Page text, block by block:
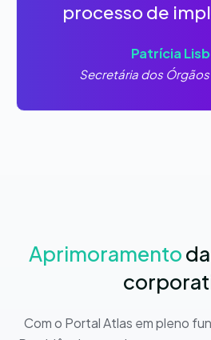
processo de
Patrícia
Secretária dos
Aprimoramento
Com o Portal Atlas em pleno